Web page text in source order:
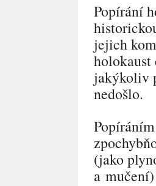
Popírání
jejich
holokaust
jakýkoliv
nedošlo.
(jako
a